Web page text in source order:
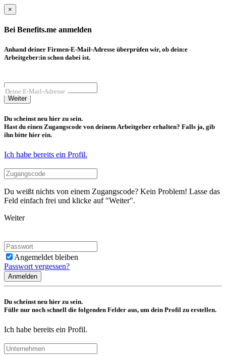
×
Bei Benefits.me anmelden
Anhand deiner Firmen-E-Mail-Adresse überprüfen wir, ob dein:e
Arbeitgeber:in schon dabei ist.
Deine E-Mail-Adresse
Weiter
Du scheinst neu hier zu sein.
Hast du einen Zugangscode von deinem Arbeitgeber erhalten? Falls ja, gib
ihn bitte hier ein.
Ich habe bereits ein Profil.
Du weißt nichts von einem Zugangscode? Kein Problem! Lasse das
Feld einfach frei und klicke auf "Weiter".
Weiter
Angemeldet bleiben
Passwort vergessen?
Anmelden
Du scheinst neu hier zu sein.
Fülle nur noch schnell die folgenden Felder aus, um dein Profil zu erstellen.
Ich habe bereits ein Profil.